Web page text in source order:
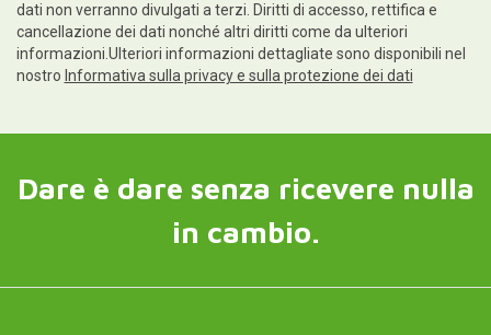
dati non verranno divulgati a terzi. Diritti di accesso, rettifica e
cancellazione dei dati nonché altri diritti come da ulteriori
informazioni.Ulteriori informazioni dettagliate sono disponibili nel
nostro Informativa sulla privacy e sulla protezione dei dati
Dare è dare senza ricevere nulla
in cambio.